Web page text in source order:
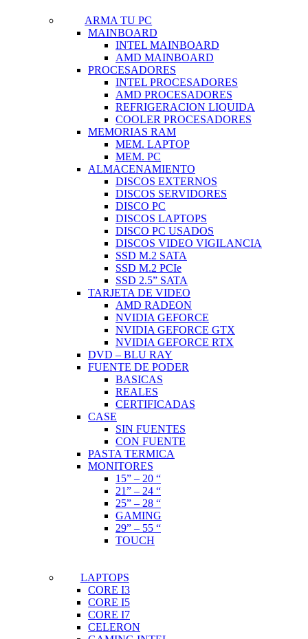
ARMA TU PC
MAINBOARD
INTEL MAINBOARD
AMD MAINBOARD
PROCESADORES
INTEL PROCESADORES
AMD PROCESADORES
REFRIGERACION LIQUIDA
COOLER PROCESADORES
MEMORIAS RAM
MEM. LAPTOP
MEM. PC
ALMACENAMIENTO
DISCOS EXTERNOS
DISCOS SERVIDORES
DISCO PC
DISCOS LAPTOPS
DISCO PC USADOS
DISCOS VIDEO VIGILANCIA
SSD M.2 SATA
SSD M.2 PCIe
SSD 2.5” SATA
TARJETA DE VIDEO
AMD RADEON
NVIDIA GEFORCE
NVIDIA GEFORCE GTX
NVIDIA GEFORCE RTX
DVD – BLU RAY
FUENTE DE PODER
BASICAS
REALES
CERTIFICADAS
CASE
SIN FUENTES
CON FUENTE
PASTA TERMICA
MONITORES
15” – 20 “
21” – 24 “
25” – 28 “
GAMING
29” – 55 “
TOUCH
LAPTOPS
CORE I3
CORE I5
CORE I7
CELERON